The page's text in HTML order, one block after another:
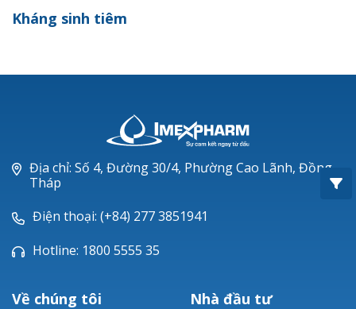
Ceftizoxim®
Piperacillin
Ticarlinat®
Zobacta®
Bacsulfo®
Kháng sinh tiêm
Địa chỉ: Số 4, Đường 30/4, Phường Cao Lãnh, Đồng
Tháp
Điện thoại: (+84) 277 3851941
Hotline: 1800 5555 35
Về chúng tôi Nhà đầu tư